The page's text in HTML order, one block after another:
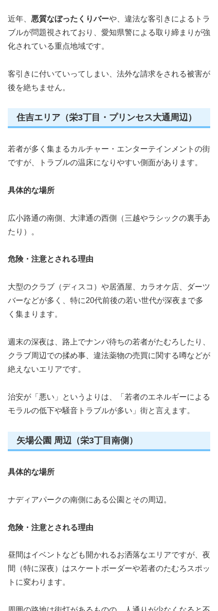
近年、 悪質なぼったくりバーや、違法な客引きによるトラ
ブルが問題視されており、愛知県警による取り締まりが強
化されている重点地域です。
客引きに付いていってしまい、法外な請求をされる被害が
後を絶ちません。
住吉エリア（栄3丁目・プリンセス大通周辺）
若者が多く集まるカルチャー・エンターテインメントの街
ですが、トラブルの温床になりやすい側面があります。
具体的な場所
広小路通の南側、大津通の西側（三越やラシックの裏手あ
たり）。
危険・注意とされる理由
大型のクラブ（ディスコ）や居酒屋、カラオケ店、ダーツ
バーなどが多く、特に20代前後の若い世代が深夜まで多
く集まります。
週末の深夜は、路上でナンパ待ちの若者がたむろしたり、
クラブ周辺での揉め事、違法薬物の売買に関する噂などが
絶えないエリアです。
治安が「悪い」というよりは、「若者のエネルギーによる
モラルの低下や騒音トラブルが多い」街と言えます。
矢場公園 周辺（栄3丁目南側）
具体的な場所
ナディアパークの南側にある公園とその周辺。
危険・注意とされる理由
昼間はイベントなども開かれるお洒落なエリアですが、夜
間（特に深夜）はスケートボーダーや若者のたむろスポッ
トに変わります。